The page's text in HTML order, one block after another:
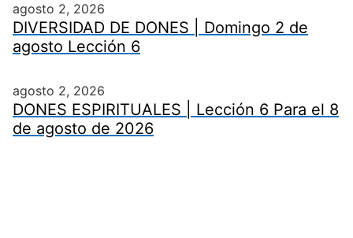
agosto 2, 2026
DIVERSIDAD DE DONES | Domingo 2 de
agosto Lección 6
agosto 2, 2026
DONES ESPIRITUALES | Lección 6 Para el 8
de agosto de 2026